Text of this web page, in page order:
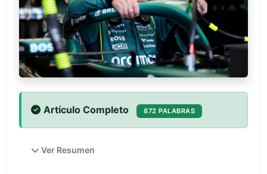
Artículo Completo 872 PALABRAS
Ver Resumen